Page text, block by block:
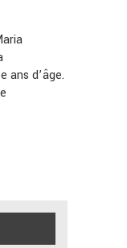
ans d’âge.